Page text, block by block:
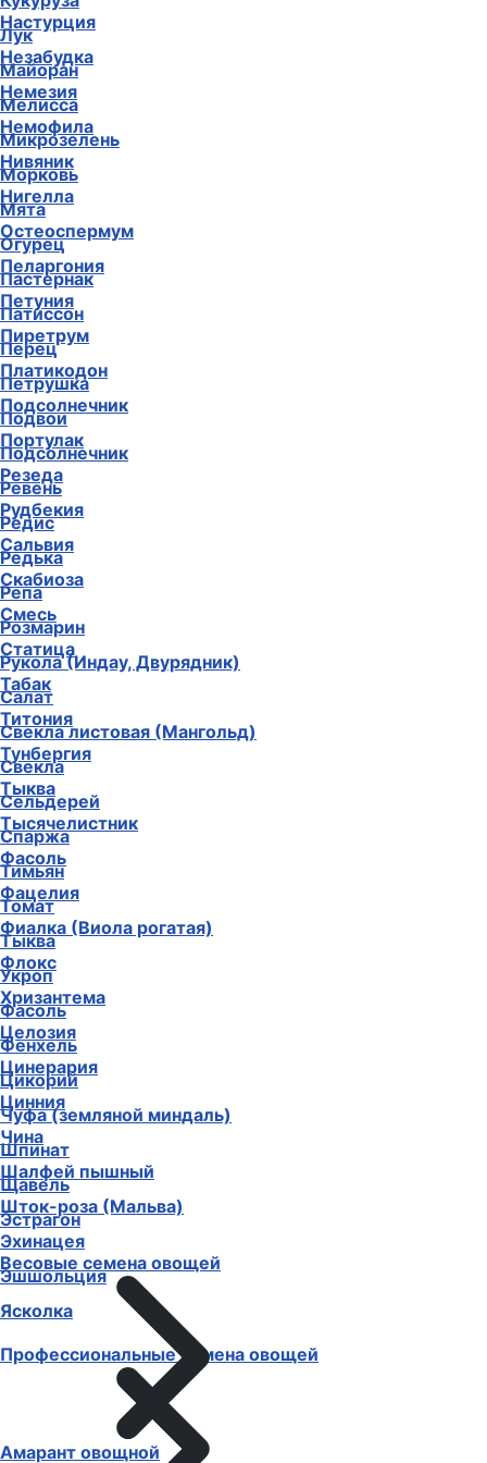
Настурция
Незабудка
Немезия
Немофила
Нивяник
Нигелла
Остеоспермум
Пеларгония
Петуния
Пиретрум
Платикодон
Подсолнечник
Портулак
Резеда
Рудбекия
Сальвия
Скабиоза
Смесь
Статица
Табак
Титония
Тунбергия
Тыква
Тысячелистник
Фасоль
Фацелия
Фиалка (Виола рогатая)
Флокс
Хризантема
Целозия
Цинерария
Цинния
Чина
Шалфей пышный
Шток-роза (Мальва)
Эхинацея
Эшшольция
Ясколка
Профессиональные семена овощей
Лук
Майоран
Мелисса
Микрозелень
Морковь
Мята
Огурец
Пастернак
Патиссон
Перец
Петрушка
Подвои
Подсолнечник
Ревень
Редис
Редька
Репа
Розмарин
Рукола (Индау, Двурядник)
Салат
Свекла листовая (Мангольд)
Свекла
Сельдерей
Спаржа
Тимьян
Томат
Тыква
Укроп
Фасоль
Фенхель
Цикорий
Чуфа (земляной миндаль)
Шпинат
Щавель
Эстрагон
Весовые семена овощей
Амарант овощной